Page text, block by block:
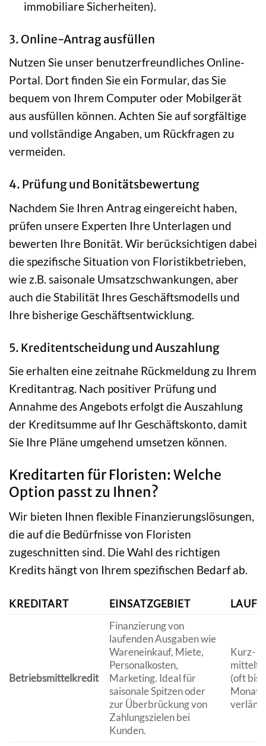
immobiliare Sicherheiten).
3. Online-Antrag ausfüllen
Nutzen Sie unser benutzerfreundliches Online-
Portal. Dort finden Sie ein Formular, das Sie
bequem von Ihrem Computer oder Mobilgerät
aus ausfüllen können. Achten Sie auf sorgfältige
und vollständige Angaben, um Rückfragen zu
vermeiden.
4. Prüfung und Bonitätsbewertung
Nachdem Sie Ihren Antrag eingereicht haben,
prüfen unsere Experten Ihre Unterlagen und
bewerten Ihre Bonität. Wir berücksichtigen dabei
die spezifische Situation von Floristikbetrieben,
wie z.B. saisonale Umsatzschwankungen, aber
auch die Stabilität Ihres Geschäftsmodells und
Ihre bisherige Geschäftsentwicklung.
5. Kreditentscheidung und Auszahlung
Sie erhalten eine zeitnahe Rückmeldung zu Ihrem
Kreditantrag. Nach positiver Prüfung und
Annahme des Angebots erfolgt die Auszahlung
der Kreditsumme auf Ihr Geschäftskonto, damit
Sie Ihre Pläne umgehend umsetzen können.
Kreditarten für Floristen: Welche
Option passt zu Ihnen?
Wir bieten Ihnen flexible Finanzierungslösungen,
die auf die Bedürfnisse von Floristen
zugeschnitten sind. Die Wahl des richtigen
Kredits hängt von Ihrem spezifischen Bedarf ab.
KREDITART EINSATZGEBIET
Betriebsmittelkredit
Finanzierung von
laufenden Ausgaben wie
Wareneinkauf, Miete,
Personalkosten,
Marketing. Ideal für
saisonale Spitzen oder
zur Überbrückung von
Zahlungszielen bei
Kunden.
Kurz-
(oft bis